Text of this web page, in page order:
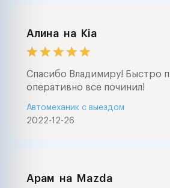
Алина на Kia
Спасибо Владимиру! Быстро
оперативно все починил!
2022-12-26
Автомеханик с выездом
Арам на Mazda